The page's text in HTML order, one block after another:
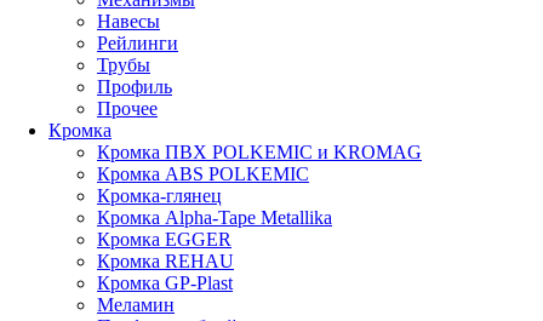
Навесы
Рейлинги
Трубы
Профиль
Прочее
Кромка
Кромка ПВХ POLKEMIC и KROMAG
Кромка ABS POLKEMIС
Кромка-глянец
Кромка Alpha-Tape Metallika
Кромка EGGER
Кромка REHAU
Кромка GP-Plast
Меламин